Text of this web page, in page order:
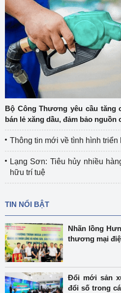
Bộ Công Thương yêu cầu tăng
bán lẻ xăng dầu, đảm bảo nguồn
Thông tin mới về tình hình
Lạng Sơn: Tiêu hủy nhiều
hữu trí tuệ
TIN NỔI BẬT
Nhãn lồng
thương mại
Đổi mới sản
đổi số trong